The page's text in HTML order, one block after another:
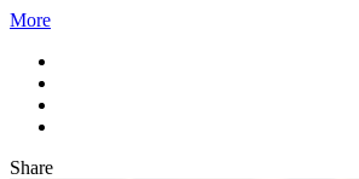
More
Share